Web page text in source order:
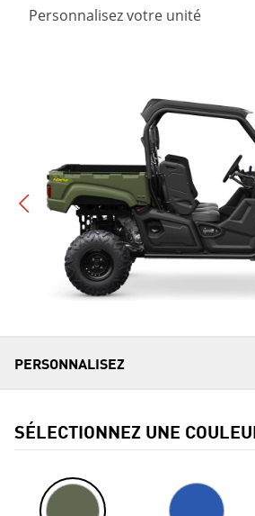
Personnalisez votre unité
SÉLECTIONNEZ UNE